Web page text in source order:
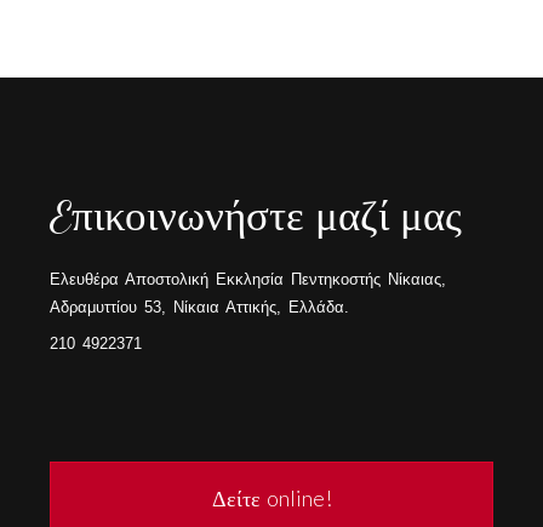
Eπικοινωνήστε μαζί μας
Ελευθέρα Αποστολική Εκκλησία Πεντηκοστής Νίκαιας,
Αδραμυττίου 53, Νίκαια Αττικής, Ελλάδα.
210 4922371
Δείτε online!